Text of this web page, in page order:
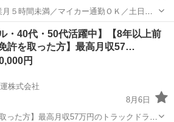
月５時間未満／マイカー通勤ＯＫ／土日祝
仕事内容 建設現場を支え
には下記のような業務を行っていただき
央駅 営業事務
・40代・50代活躍中】【8年以上前
許を取った方】最高月収57…
円
株式会社
8月6日
った方】最高月収57万円のトラックドライ